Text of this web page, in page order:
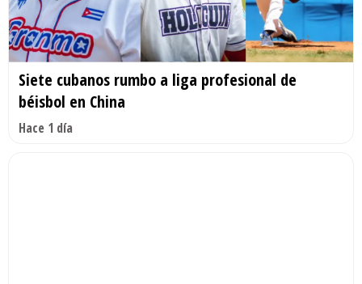
Siete cubanos rumbo a liga profesional de
béisbol en China
Hace 1 día